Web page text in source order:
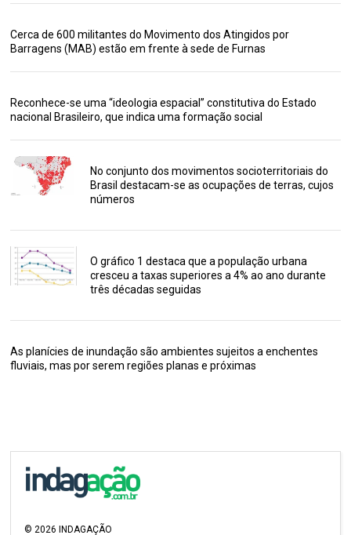
Cerca de 600 militantes do Movimento dos Atingidos por
Barragens (MAB) estão em frente à sede de Furnas
Reconhece-se uma “ideologia espacial” constitutiva do Estado
nacional Brasileiro, que indica uma formação social
No conjunto dos movimentos socioterritoriais do
Brasil destacam-se as ocupações de terras, cujos
números
O gráfico 1 destaca que a população urbana
cresceu a taxas superiores a 4% ao ano durante
três décadas seguidas
As planícies de inundação são ambientes sujeitos a enchentes
fluviais, mas por serem regiões planas e próximas
©2026 INDAGAÇÃO